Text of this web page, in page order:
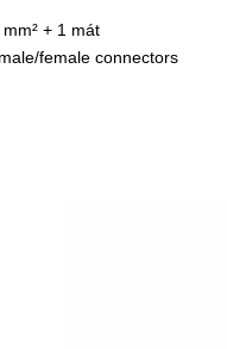
+ 1 mát
female connectors